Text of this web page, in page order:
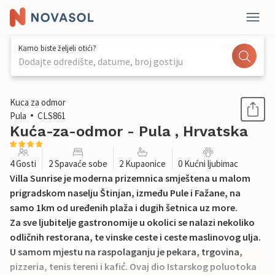
Kamo biste željeli otići?
Dodajte odredište, datume, broj gostiju
1 / 39
Kuca za odmor
Pula
CLS861
Kuća-za-odmor - Pula , Hrvatska
4 Gosti 2 Spavaće sobe 2 Kupaonice 0 Kućni ljubimac
Villa Sunrise je moderna prizemnica smještena u malom
prigradskom naselju Štinjan, između Pule i Fažane, na
samo 1km od uređenih plaža i dugih šetnica uz more.
Za sve ljubitelje gastronomije u okolici se nalazi nekoliko
odličnih restorana, te vinske ceste i ceste maslinovog ulja.
U samom mjestu na raspolaganju je pekara, trgovina,
pizzeria, tenis tereni i kafić. Ovaj dio Istarskog poluotoka